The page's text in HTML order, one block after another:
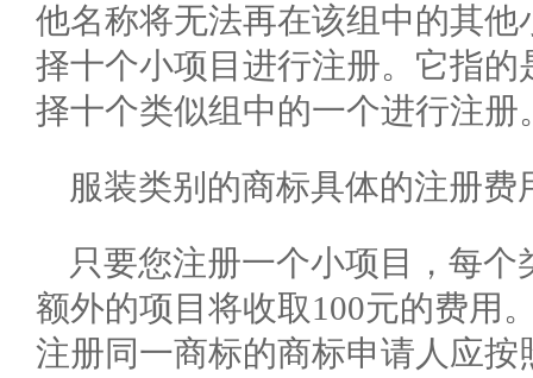
他名称将无法再在该组中的其
择十个小项目进行注册。它指
择十个类似组中的一个进行注册
服装类别的商标具体的注册费
只要您注册一个小项目，每
额外的项目将收取100元的费用
注册同一商标的商标申请人应